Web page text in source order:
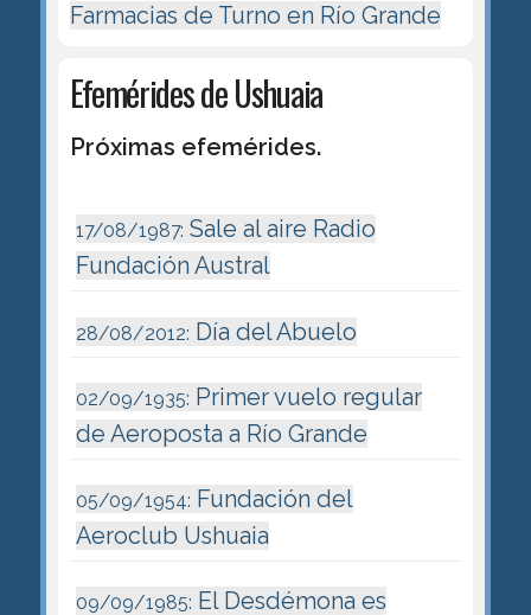
Farmacias de Turno en Río Grande
Efemérides de Ushuaia
Próximas efemérides.
17/08/1987: Sale al aire Radio
Fundación Austral
28/08/2012: Día del Abuelo
02/09/1935: Primer vuelo regular
de Aeroposta a Río Grande
05/09/1954: Fundación del
Aeroclub Ushuaia
09/09/1985: El Desdémona es